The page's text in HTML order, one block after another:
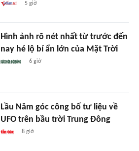
5 giờ
Hình ảnh rõ nét nhất từ trước đến
nay hé lộ bí ẩn lớn của Mặt Trời
6 giờ
Lầu Năm góc công bố tư liệu về
UFO trên bầu trời Trung Đông
8 giờ